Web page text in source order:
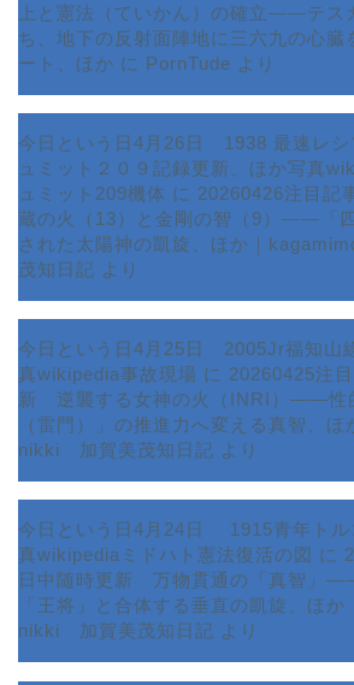
上と憲法（ていかん）の確立――テス
ち、地下の反射面陣地に三六九の心臓
ート、ほか に PornTude より
今日という日4月26日 1938 最速レシ
ュミット２０９記録更新、ほか写真
ュミット209機体 に 20260426注目
蔵の火（13）と金剛の智（9）――「
された太陽神の凱旋、ほか｜
茂知日記 より
今日という日4月25日 2005Jr福知山
真wikipedia事故現場 に 20260425注
新 逆襲する女神の火（INRI）――性
（雷門）」の推進力へ変える真智、
nikki 加賀美茂知日記 より
今日という日4月24日 1915青年ト
真wikipediaミドハト憲法復活の図 に
日中随時更新 万物貫通の「真智」
「王将」と合体する垂直の凱旋、ほ
nikki 加賀美茂知日記 より